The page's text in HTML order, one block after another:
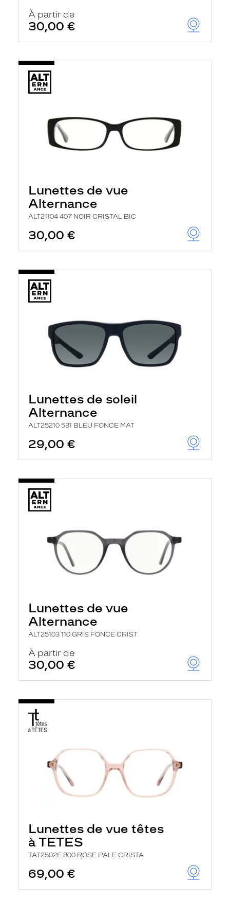
À partir de
30,00 €
Lunettes de vue
Alternance
ALT21104 407 NOIR CRISTAL BIC
30,00 €
Lunettes de soleil
Alternance
ALT25210 531 BLEU FONCE MAT
29,00 €
Lunettes de vue
Alternance
ALT25103 110 GRIS FONCE CRIST
À partir de
30,00 €
Lunettes de vue têtes
à TETES
TAT2502E 800 ROSE PALE CRISTA
69,00 €